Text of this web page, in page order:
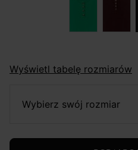
Wyświetl tabelę rozmiarów
wybierz swój rozmiar